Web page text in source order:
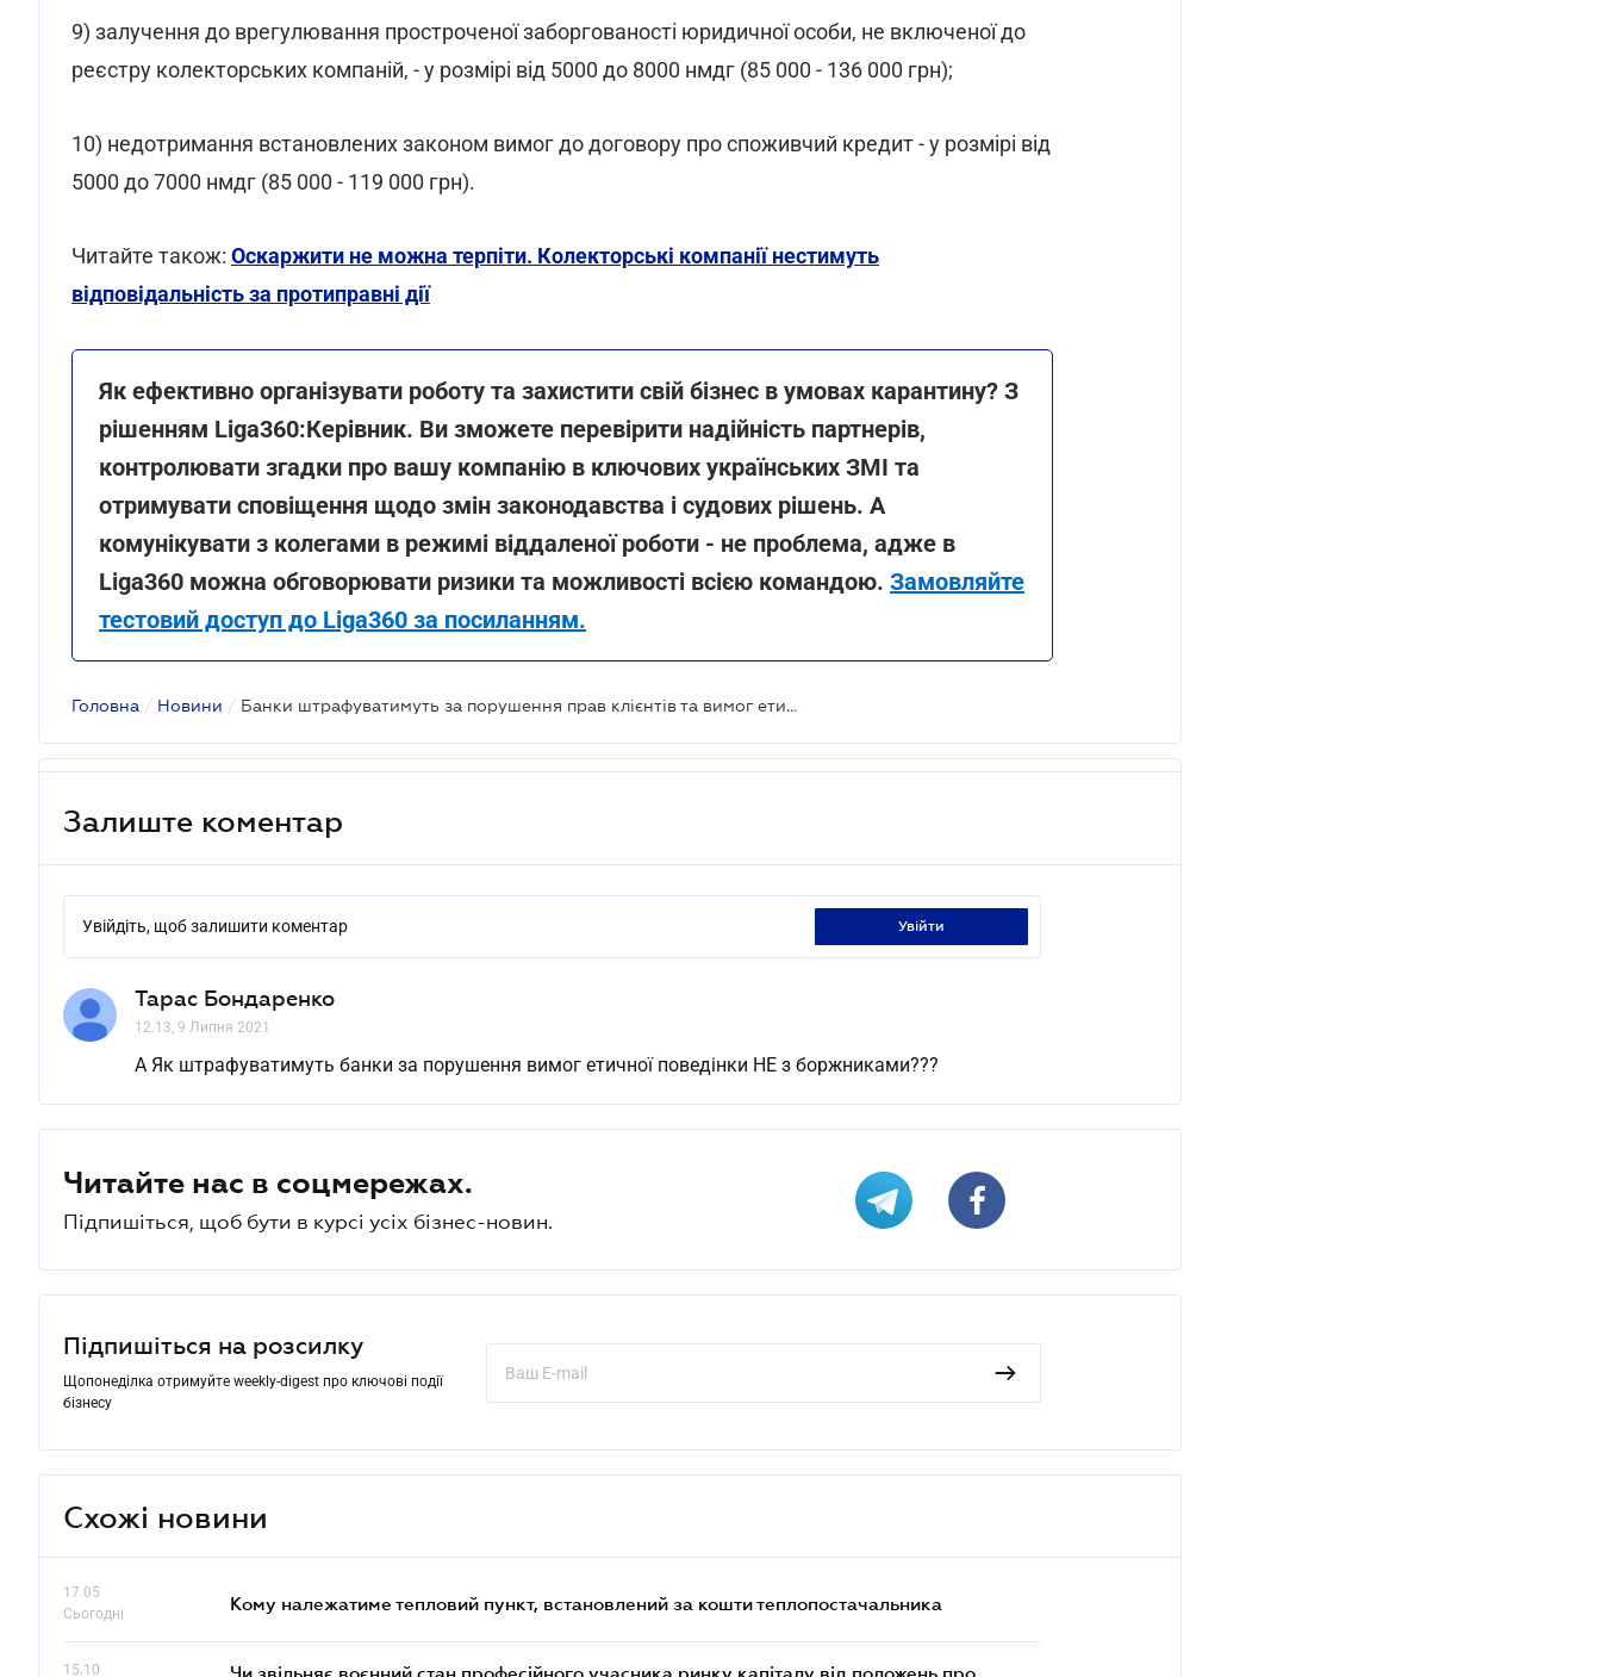
9) залучення до врегулювання простроченої заборгованості юридичної особи, не включеної до
реєстру колекторських компаній, - у розмірі від 5000 до 8000 нмдг (85 000 - 136 000 грн);
10) недотримання встановлених законом вимог до договору про споживчий кредит - у розмірі від
5000 до 7000 нмдг (85 000 - 119 000 грн).
Читайте також: Оскаржити не можна терпіти. Колекторські компанії нестимуть
відповідальність за протиправні дії
Як ефективно організувати роботу та захистити свій бізнес в умовах карантину? З
рішенням Liga360:Керівник. Ви зможете перевірити надійність партнерів,
контролювати згадки про вашу компанію в ключових українських ЗМІ та
отримувати сповіщення щодо змін законодавства і судових рішень. А
комунікувати з колегами в режимі віддаленої роботи - не проблема, адже в
Liga360 можна обговорювати ризики та можливості всією командою. Замовляйте
тестовий доступ до Liga360 за посиланням.
Головна / Новини / Банки штрафуватимуть за порушення прав клієнтів та вимог етичної поведінки з боржниками
Залиште коментар
Увійдіть, щоб залишити коментар увійти
Тарас Бондаренко
12.13, 9 Липня 2021
А Як штрафуватимуть банки за порушення вимог етичної поведінки НЕ з боржниками???
Читайте нас в соцмережах.
Підпишіться, щоб бути в курсі усіх бізнес-новин.
Підпишіться на розсилку
Щопонеділка отримуйте weekly-digest про ключові події
бізнесу
Схожі новини
17.05
Сьогодні
Кому належатиме тепловий пункт, встановлений за кошти теплопостачальника
15.10 Чи звільняє воєнний стан професійного учасника ринку капіталу від положень про